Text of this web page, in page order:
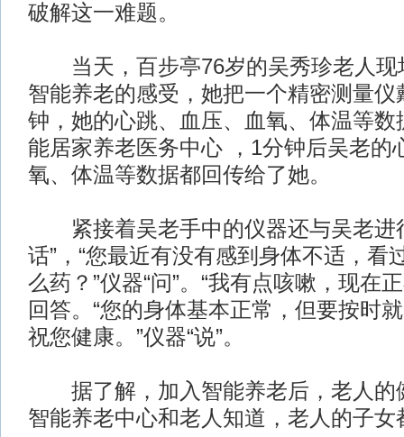
破解这一难题。
当天，百步亭76岁的吴秀珍老人现
智能养老的感受，她把一个精密测量
钟，她的心跳、血压、血氧、体温等数
能居家养老医务中心 ，1分钟后吴老的
氧、体温等数据都回传给了她。
紧接着吴老手中的仪器还与吴老进
话”，“您最近有没有感到身体不适，看
么药？”仪器“问”。“我有点咳嗽，现在
回答。“您的身体基本正常，但要按时
祝您健康。”仪器“说”。
据了解，加入智能养老后，老人的
智能养老中心和老人知道，老人的子女